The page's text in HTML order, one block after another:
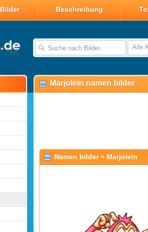
Bilder Beschreibung
Alle
Marjolein namen bilder
Namen bilder» Marjolein